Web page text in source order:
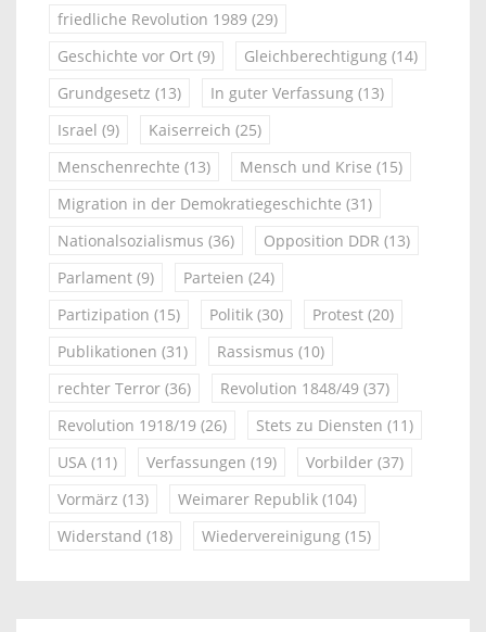
friedliche Revolution 1989 (29)
Geschichte vor Ort (9) Gleichberechtigung (14)
Grundgesetz (13) In guter Verfassung (13)
Israel (9) Kaiserreich (25)
Menschenrechte (13) Mensch und Krise (15)
Migration in der Demokratiegeschichte (31)
Nationalsozialismus (36) Opposition DDR (13)
Parlament (9) Parteien (24)
Partizipation (15) Politik (30) Protest (20)
Publikationen (31) Rassismus (10)
rechter Terror (36) Revolution 1848/49 (37)
Revolution 1918/19 (26) Stets zu Diensten (11)
USA (11) Verfassungen (19) Vorbilder (37)
Vormärz (13) Weimarer Republik (104)
Widerstand (18) Wiedervereinigung (15)